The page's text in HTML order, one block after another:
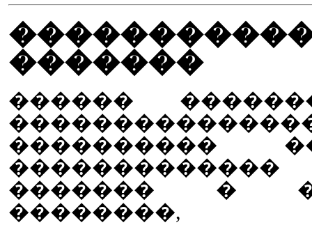
�������
������
����������
������� �
��������,